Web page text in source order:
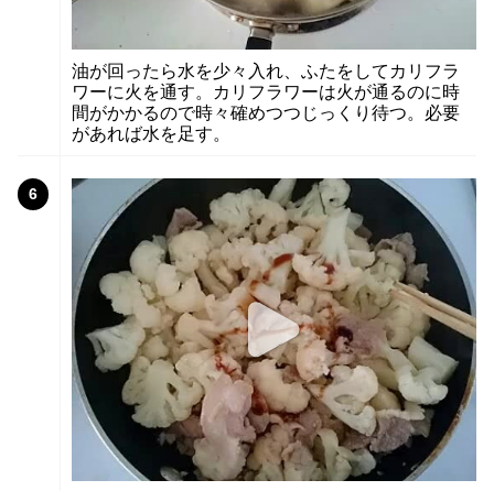
油が回ったら水を少々入れ、ふたをしてカリフラ
ワーに火を通す。カリフラワーは火が通るのに時
間がかかるので時々確めつつじっくり待つ。必要
があれば水を足す。
6